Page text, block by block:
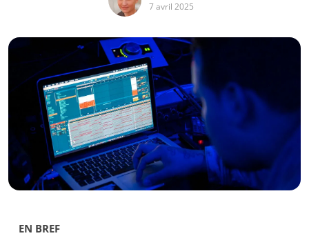
7 avril 2025
EN BREF